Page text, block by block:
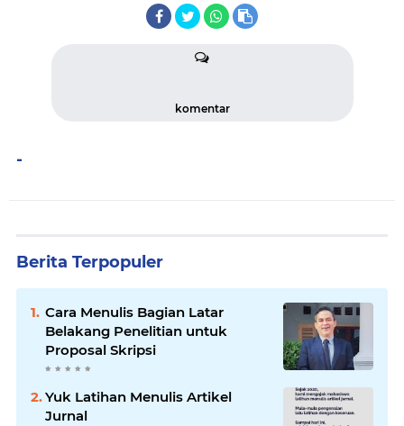
komentar
-
Berita Terpopuler
Cara Menulis Bagian Latar
Belakang Penelitian untuk
Proposal Skripsi
Yuk Latihan Menulis Artikel
Jurnal